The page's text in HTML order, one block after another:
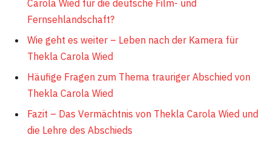
Carola Wied für die deutsche Film- und
Fernsehlandschaft?
Wie geht es weiter – Leben nach der Kamera für
Thekla Carola Wied
Häufige Fragen zum Thema trauriger Abschied von
Thekla Carola Wied
Fazit – Das Vermächtnis von Thekla Carola Wied und
die Lehre des Abschieds